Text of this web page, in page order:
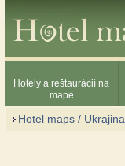
Hotely a reštaurácií na
mape
Hotel maps / Ukrajina